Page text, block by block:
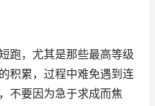
跑，尤其是那些最高等级
积累，过程中难免遇到连
不要因为急于求成而焦